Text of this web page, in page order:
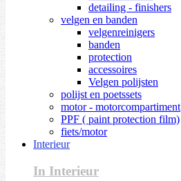
detailing - finishers
velgen en banden
velgenreinigers
banden
protection
accessoires
Velgen polijsten
polijst en poetssets
motor - motorcompartiment
PPF ( paint protection film)
fiets/motor
Interieur
In Interieur